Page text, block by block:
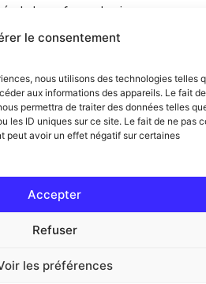
le consentement
nous utilisons des technologies telles
aux informations des appareils. Le fait de
permettra de traiter des données telles
les ID uniques sur ce site. Le fait de ne pas
peut avoir un effet négatif sur certaines
Accepter
Refuser
les préférences
de la surface, du niveau
d’accès et de la
dératisation dans une cave,
punaises de lit dans un
pas le même protocole.
que Freezit propose
prestation et établir un
cohérent.
des outils comme les
à la dératisation ou à la
aussi aider à mieux cadrer